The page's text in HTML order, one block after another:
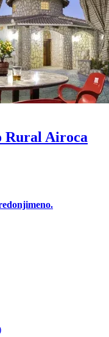
Rural Airoca